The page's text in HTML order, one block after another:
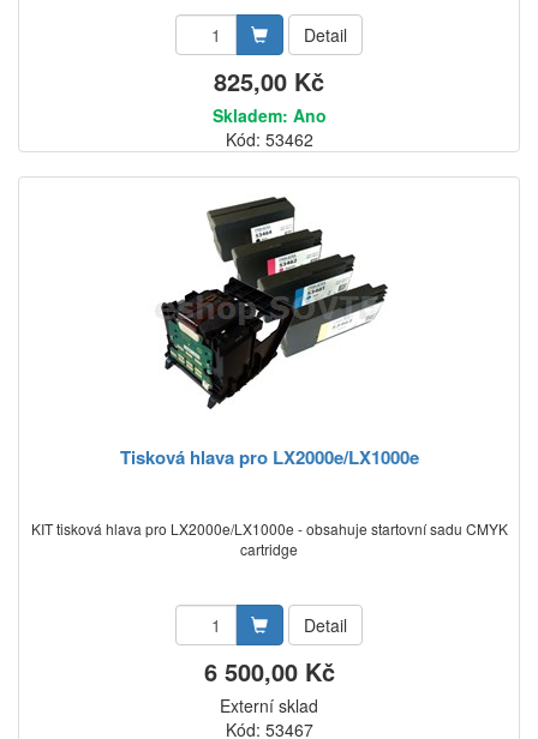
Detail
825,00 Kč
Skladem: Ano
Kód: 53462
Tisková hlava pro LX2000e/LX1000e
KIT tisková hlava pro LX2000e/LX1000e - obsahuje startovní sadu CMYK
cartridge
Detail
6 500,00 Kč
Externí sklad
Kód: 53467